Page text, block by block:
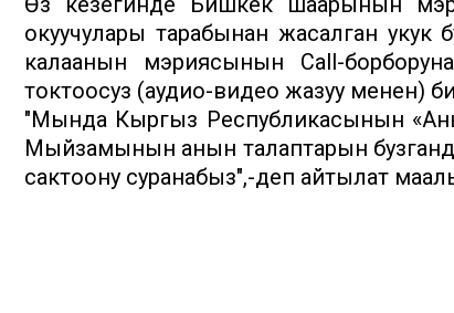
окуучулары тарабынан жасалган укук
калаанын мэриясынын Call-
токтоосуз (аудио-видео жазуу менен)
"Мында Кыргыз Республикасынын
Мыйзамынын анын талаптарын
сактоону суранабыз",-деп айтылат